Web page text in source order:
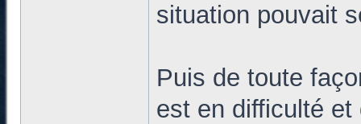
situation pouvait
Puis de toute
est en difficulté